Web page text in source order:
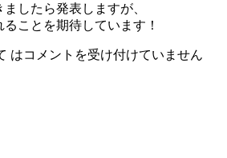
したら発表しますが、
ことを期待しています！
はコメントを受け付けていません